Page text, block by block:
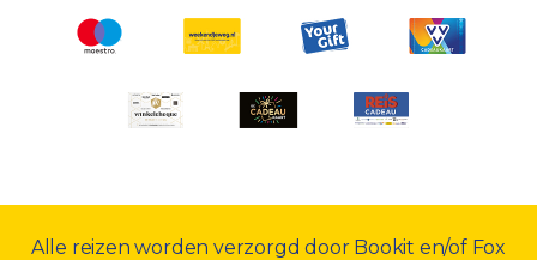
Alle reizen worden verzorgd door Bookit en/of Fox